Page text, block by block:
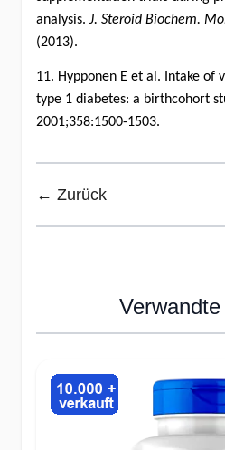
analysis. J. Steroid Biochem.
(2013).
11. Hypponen E et al. Intake of
type 1 diabetes: a birthcohort
2001;358:1500-1503.
← Zurück